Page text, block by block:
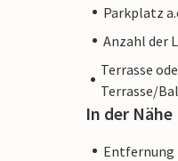
Parkplatz
Anzahl der
Terrasse
Terrasse/
In der Nähe
Entfernung